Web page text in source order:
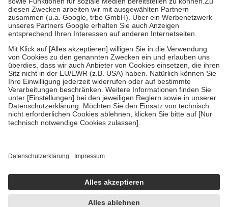
Kosten der Leistung zu entrichten.
Diese Regeln gelten grundsätzlich auch für Online-Apotheken.
Bei Heilmitteln und häuslicher Krankenpflege beträgt die
Zuzahlung zehn Prozent der Kosten sowie zehn Euro je
Verordnung.
Um das Engagement der Versicherten für ihre eigene Gesundheit zu
stärken und die besondere Stellung der Familie zu unterstützen,
fallenkeine Zuzahlungenan bei:
• Kindern und Jugendlichen bis zum vollendeten 18. Lebensjahr
mit Ausnahme der Fahrkosten
• Untersuchungen zur Vorsorge und Früherkennung, die von der
GKV getragen werden
Einholung von Bewertungen. Trusted Shops hat Maßnahmen
getroffen, um sicherzustellen, dass es sich um echte Bewertungen
handelt. Mehr Informationen findest du hier:
https://help.etrusted.com/hc/de/articles/4419944605341